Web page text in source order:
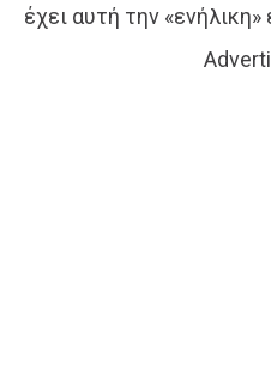
έχει αυτή την «ενήλικη»